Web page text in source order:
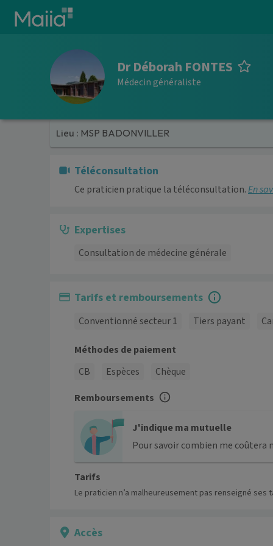
Aller au contenu principal
Dr Déborah FONTES
Médecin généraliste
Lieu : MSP BADONVILLER
Téléconsultation
Ce praticien pratique la téléconsultation.En
Expertises
Consultation de médecine générale
Tarifs et remboursements
Conventionné secteur 1 Tiers payant
Méthodes de paiement
CB
Espèces
Chèque
Remboursements
J'indique ma mutuelle
Pour savoir combien me coûtera
Tarifs
Le praticien n’a malheureusement pas renseigné ses
Accès